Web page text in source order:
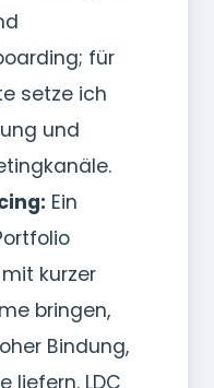
für
setze ich
und
Ein
kurzer
bringen,
Bindung,
liefern. LDC